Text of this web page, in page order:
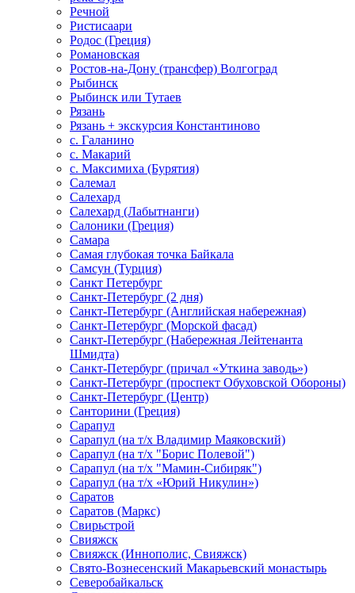
Речной
Ристисаари
Родос (Греция)
Романовская
Ростов-на-Дону (трансфер) Волгоград
Рыбинск
Рыбинск или Тутаев
Рязань
Рязань + экскурсия Константиново
с. Галанино
с. Макарий
с. Максимиха (Бурятия)
Салемал
Салехард
Салехард (Лабытнанги)
Салоники (Греция)
Самара
Самая глубокая точка Байкала
Самсун (Турция)
Санкт Петербург
Санкт-Петербург (2 дня)
Санкт-Петербург (Английская набережная)
Санкт-Петербург (Морской фасад)
Санкт-Петербург (Набережная Лейтенанта
Шмидта)
Санкт-Петербург (причал «Уткина заводь»)
Санкт-Петербург (проспект Обуховской Обороны)
Санкт-Петербург (Центр)
Санторини (Греция)
Сарапул
Сарапул (на т/х Владимир Маяковский)
Сарапул (на т/х "Борис Полевой")
Сарапул (на т/х "Мамин-Сибиряк")
Сарапул (на т/х «Юрий Никулин»)
Саратов
Саратов (Маркс)
Свирьстрой
Свияжск
Свияжск (Иннополис, Свияжск)
Свято-Вознесенский Макарьевский монастырь
Северобайкальск